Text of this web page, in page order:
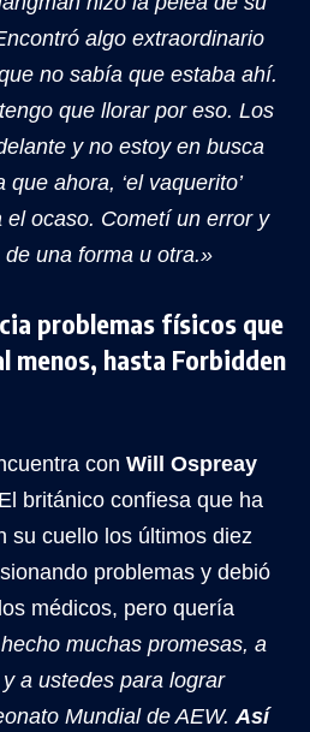
algo extraordinario
no sabía que estaba ahí.
que llorar por eso. Los
y no estoy en busca
ahora, ‘el vaquerito’
el ocaso. Cometí un error y
una forma u otra.»
problemas físicos que
menos, hasta Forbidden
con Will Ospreay
británico confiesa que ha
su cuello los últimos diez
problemas y debió
médicos, pero quería
muchas promesas, a
a ustedes para lograr
Mundial de AEW.Así